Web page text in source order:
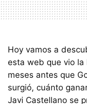
Hoy vamos a
esta web que vio la
meses antes que
surgió, cuánto
Javi Castellano se